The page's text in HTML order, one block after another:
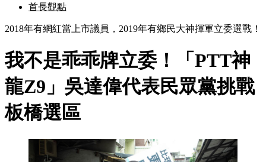
首長觀點
2018年有網紅當上市議員，2019年有鄉民大神揮軍立委選戰！
我不是乖乖牌立委！「PTT神
龍Z9」吳達偉代表民眾黨挑戰
板橋選區